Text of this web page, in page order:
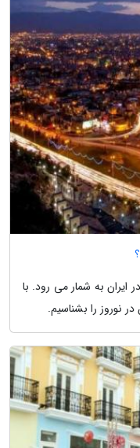
ایران به شمار می رود. با
در نوروز را بشناسیم.